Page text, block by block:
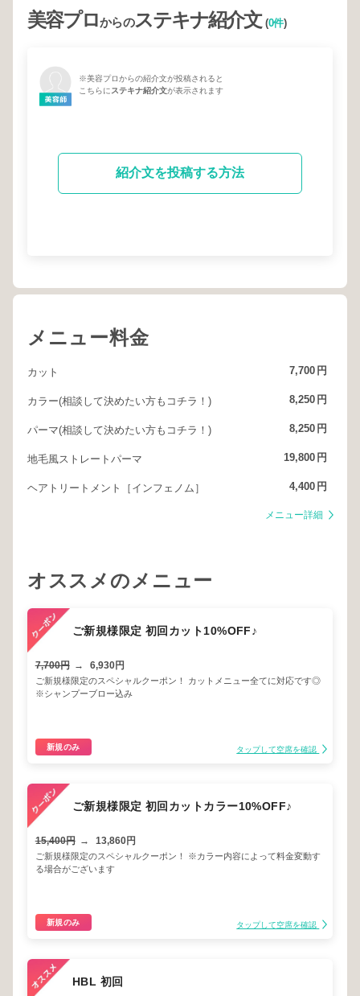
美容プロからのステキナ紹介文(0件)
※美容プロからの紹介文が投稿されると
こちらにステキナ紹介文が表示されます
紹介文を投稿する方法
メニュー料金
カット 7,700 円
カラー(相談して決めたい方もコチラ！) 8,250 円
パーマ(相談して決めたい方もコチラ！) 8,250 円
地毛風ストレートパーマ 19,800 円
ヘアトリートメント［インフェノム］ 4,400 円
メニュー詳細
オススメのメニュー
ご新規様限定 初回カット10%OFF♪
7,700円 → 6,930円
ご新規様限定のスペシャルクーポン！ カットメニュー全てに対応です◎
※シャンプーブロー込み
新規のみ タップして空席を確認
ご新規様限定 初回カットカラー10%OFF♪
15,400円 → 13,860円
ご新規様限定のスペシャルクーポン！ ※カラー内容によって料金変動す
る場合がございます
新規のみ タップして空席を確認
HBL 初回